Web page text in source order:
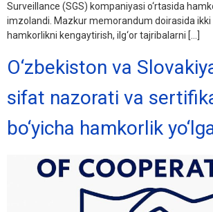
Surveillance (SGS) kompaniyasi o‘rtasida
imzolandi. Mazkur memorandum doirasida
hamkorlikni kengaytirish, ilg‘or tajribalarni […]
O‘zbekiston va
sifat nazorati va
bo‘yicha hamkorlik